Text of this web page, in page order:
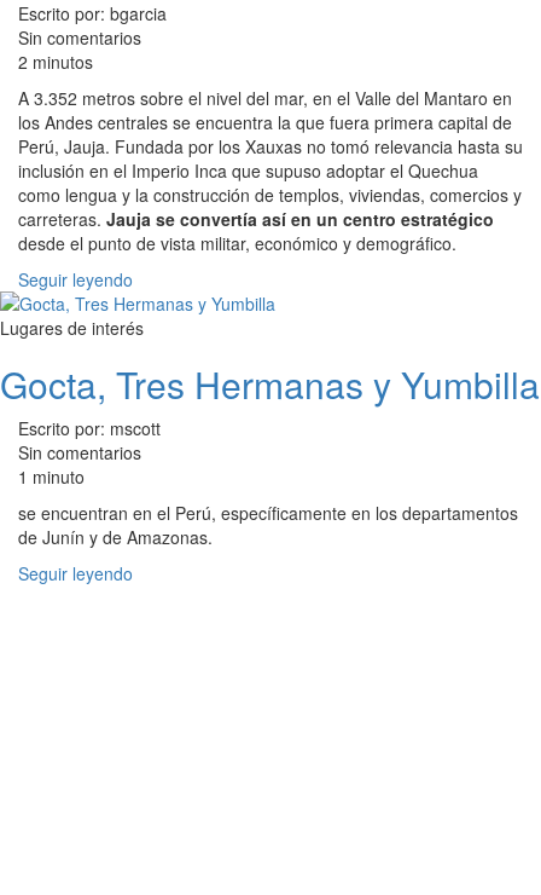
Escrito por: bgarcia
Sin comentarios
2 minutos
A 3.352 metros sobre el nivel del mar, en el Valle del Mantaro en
los Andes centrales se encuentra la que fuera primera capital de
Perú, Jauja. Fundada por los Xauxas no tomó relevancia hasta su
inclusión en el Imperio Inca que supuso adoptar el Quechua
como lengua y la construcción de templos, viviendas, comercios y
carreteras. Jauja se convertía así en un centro estratégico
desde el punto de vista militar, económico y demográfico.
Seguir leyendo
Lugares de interés
Gocta, Tres Hermanas y Yumbilla
Escrito por: mscott
Sin comentarios
1 minuto
se encuentran en el Perú, específicamente en los departamentos
de Junín y de Amazonas.
Seguir leyendo